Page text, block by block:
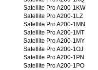
Satellite Pro A200-1KW
Satellite Pro A200-1LZ
Satellite Pro A200-1MN
Satellite Pro A200-1MT
Satellite Pro A200-1MY
Satellite Pro A200-1OJ
Satellite Pro A200-1PN
Satellite Pro A200-1PO